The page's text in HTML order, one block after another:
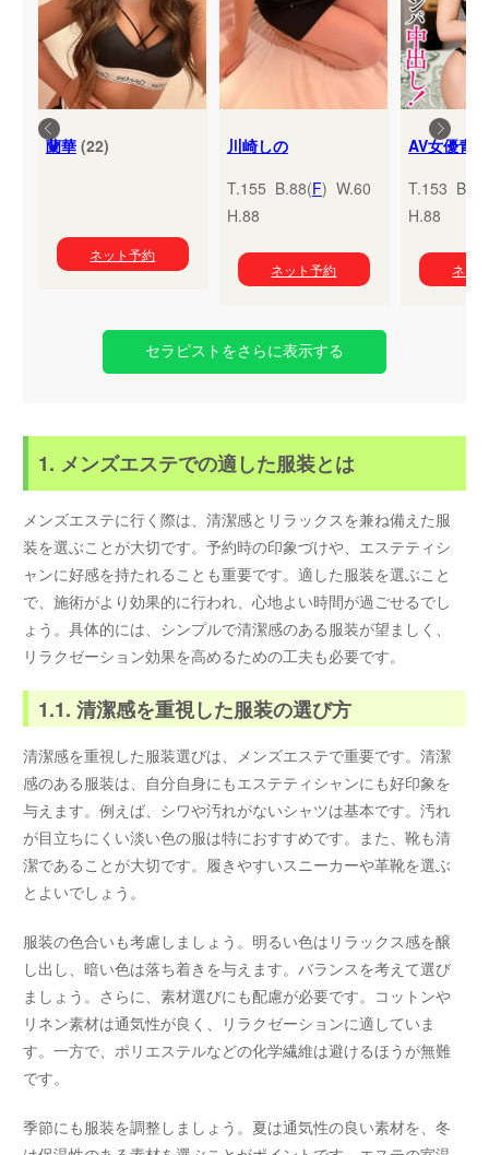
蘭華(22)
ネット予約
川崎しの
T.155 B.88(F) W.60
H.88
ネット予約
T.153
H.88
ネッ
セラピストをさらに表示する
1. メンズエステでの適した服装とは
メンズエステに行く際は、清潔感とリラックスを兼ね備えた服
装を選ぶことが大切です。予約時の印象づけや、エステティシ
ャンに好感を持たれることも重要です。適した服装を選ぶこと
で、施術がより効果的に行われ、心地よい時間が過ごせるでし
ょう。具体的には、シンプルで清潔感のある服装が望ましく、
リラクゼーション効果を高めるための工夫も必要です。
1.1. 清潔感を重視した服装の選び方
清潔感を重視した服装選びは、メンズエステで重要です。清潔
感のある服装は、自分自身にもエステティシャンにも好印象を
与えます。例えば、シワや汚れがないシャツは基本です。汚れ
が目立ちにくい淡い色の服は特におすすめです。また、靴も清
潔であることが大切です。履きやすいスニーカーや革靴を選ぶ
とよいでしょう。
服装の色合いも考慮しましょう。明るい色はリラックス感を醸
し出し、暗い色は落ち着きを与えます。バランスを考えて選び
ましょう。さらに、素材選びにも配慮が必要です。コットンや
リネン素材は通気性が良く、リラクゼーションに適していま
す。一方で、ポリエステルなどの化学繊維は避けるほうが無難
です。
季節にも服装を調整しましょう。夏は通気性の良い素材を、冬